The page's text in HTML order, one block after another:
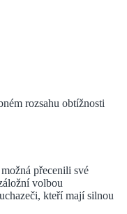
rozsahu obtížnosti
přecenili své
volbou
kteří mají silnou